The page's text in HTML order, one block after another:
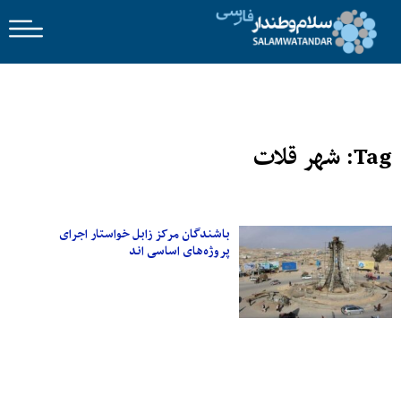
Tag: شهر قلات
باشندگان مرکز زابل خواستار اجرای
پروژه‌های اساسی اند